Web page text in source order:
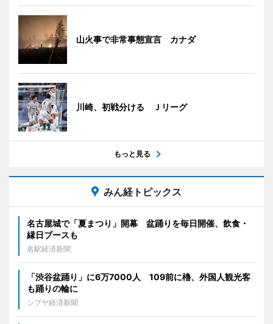
山火事で非常事態宣言 カナダ
川崎、初戦分ける Ｊリーグ
もっと見る
みん経トピックス
名古屋城で「夏まつり」開幕 盆踊りを毎日開催、飲食・
縁日ブースも
名駅経済新聞
「渋谷盆踊り」に6万7000人 109前に櫓、外国人観光客
も踊りの輪に
シブヤ経済新聞